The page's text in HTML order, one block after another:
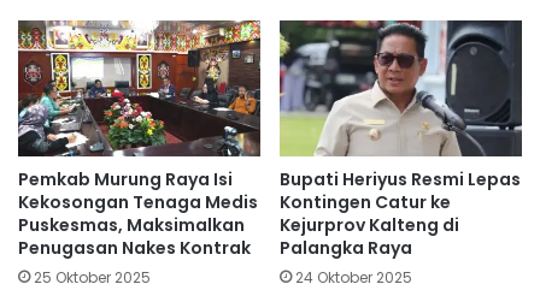
Pemkab Murung Raya Isi
Kekosongan Tenaga Medis
Puskesmas, Maksimalkan
Penugasan Nakes Kontrak
25 Oktober 2025
Bupati Heriyus Resmi Lepas
Kontingen Catur ke
Kejurprov Kalteng di
Palangka Raya
24 Oktober 2025